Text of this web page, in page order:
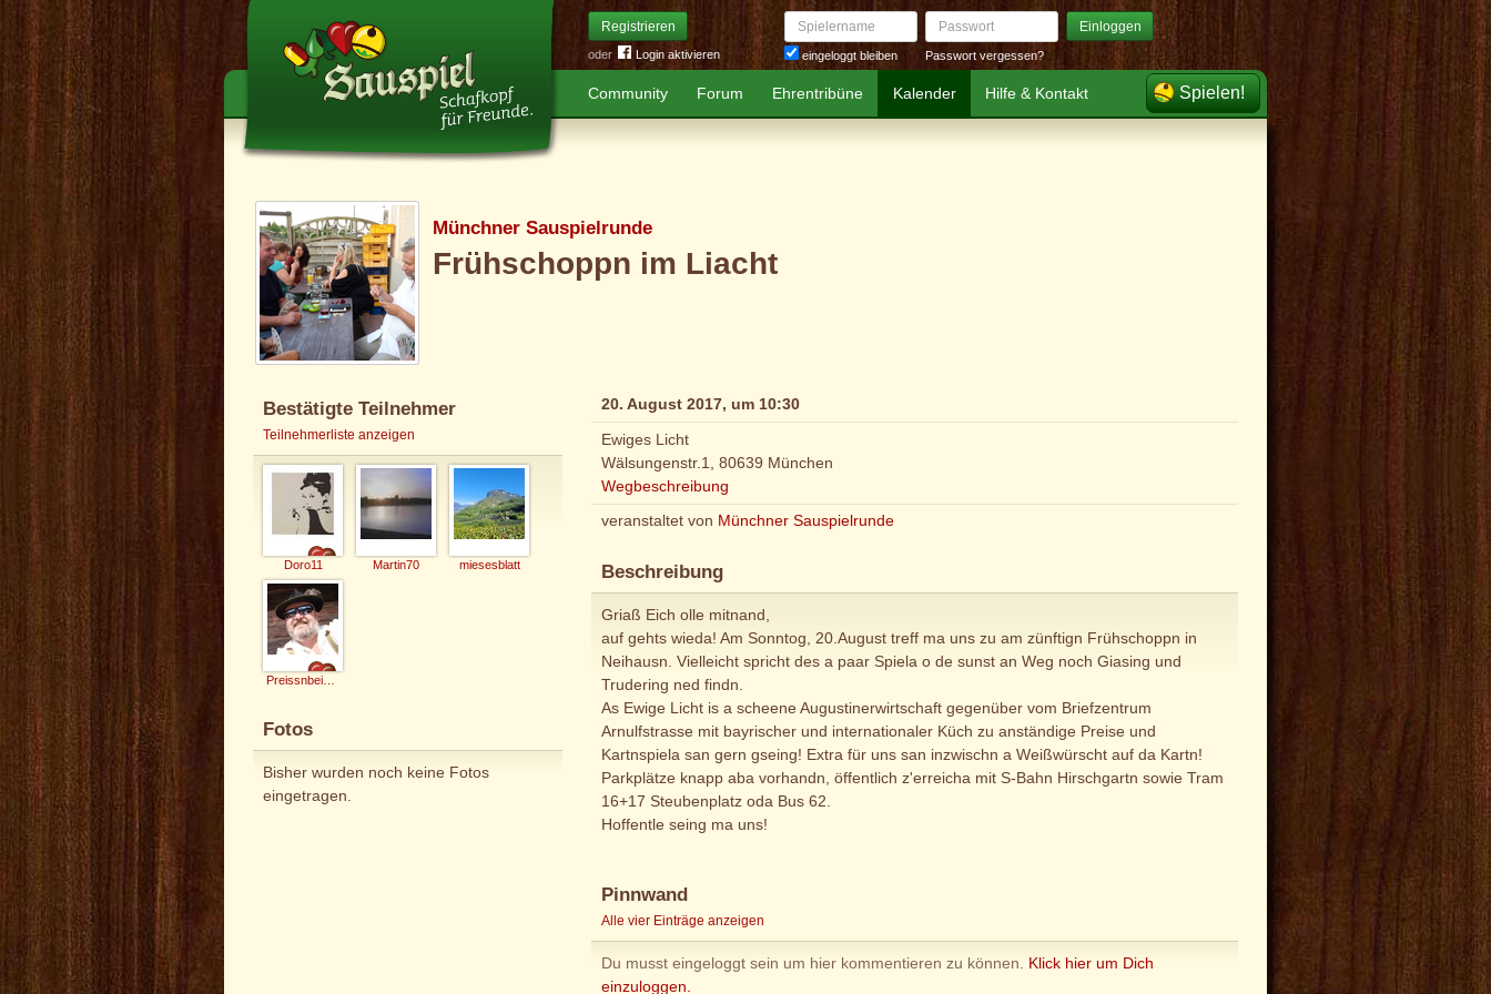
Registrieren
oder Login aktivieren
Spielername
eingeloggt bleiben
Passwort Einloggen
Passwort vergessen?
Community Forum Ehrentribüne Kalender Hilfe & Kontakt Spielen!
Münchner Sauspielrunde
Frühschoppn im Liacht
Bestätigte Teilnehmer
Teilnehmerliste anzeigen
Doro11 Martin70 miesesblatt
Fotos
Bisher wurden noch keine Fotos
eingetragen.
20. August 2017, um 10:30
Ewiges Licht
Wälsungenstr.1, 80639 München
Wegbeschreibung
veranstaltet von Münchner Sauspielrunde
Beschreibung
Griaß Eich olle mitnand,
auf gehts wieda! Am Sonntog, 20.August treff ma uns zu am zünftign Frühschoppn in
Neihausn. Vielleicht spricht des a paar Spiela o de sunst an Weg noch Giasing und
Trudering ned findn.
As Ewige Licht is a scheene Augustinerwirtschaft gegenüber vom Briefzentrum
Arnulfstrasse mit bayrischer und internationaler Küch zu anständige Preise und
Kartnspiela san gern gseing! Extra für uns san inzwischn a Weißwürscht auf da Kartn!
Parkplätze knapp aba vorhandn, öffentlich z'erreicha mit S-Bahn Hirschgartn sowie Tram
16+17 Steubenplatz oda Bus 62.
Hoffentle seing ma uns!
Pinnwand
Alle vier Einträge anzeigen
Du musst eingeloggt sein um hier kommentieren zu können. Klick hier um Dich
einzuloggen.